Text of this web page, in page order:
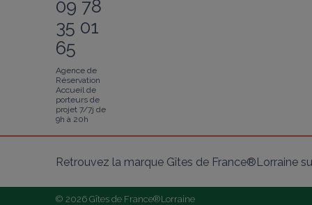
09 78
35 01
65
Agence de
Réservation
Accueil de
porteurs de
projet 7/7j de
9h à 20h
Retrouvez la marque Gîtes de France®Lorraine
© 2026 Gîtes de France®Lorraine